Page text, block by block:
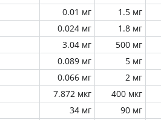
0.01 мг 1.5 мг
0.024 мг 1.8 мг
3.04 мг 500 мг
0.089 мг 5 мг
0.066 мг 2 мг
7.872 мкг 400 мкг
34 мг 90 мг